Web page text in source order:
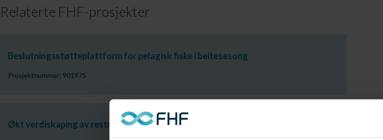
Relaterte FHF-prosjekter
Beslutningsstøtteplattform for pelagisk fiske i beitesesong
Prosjektnummer: 901975
Økt verdiskaping av restråstoff fra tørrfisk- og klippfiskproduksjon (VOLUM)